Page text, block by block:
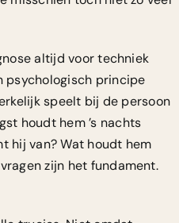
altijd voor techniek
psychologisch principe
speelt bij de persoon
houdt hem ’s nachts
hij van? Wat houdt hem
zijn het fundament.